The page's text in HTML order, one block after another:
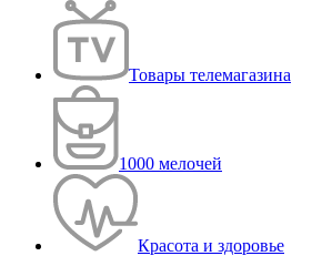
Товары телемагазина
1000 мелочей
Красота и здоровье